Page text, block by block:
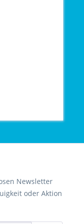
Newsletter
oder Aktion